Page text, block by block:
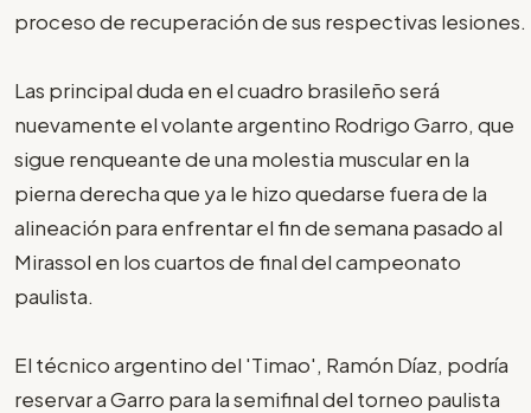
proceso de recuperación de sus respectivas lesiones.
Las principal duda en el cuadro brasileño será
nuevamente el volante argentino Rodrigo Garro, que
sigue renqueante de una molestia muscular en la
pierna derecha que ya le hizo quedarse fuera de la
alineación para enfrentar el fin de semana pasado al
Mirassol en los cuartos de final del campeonato
paulista.
El técnico argentino del 'Timao', Ramón Díaz, podría
reservar a Garro para la semifinal del torneo paulista